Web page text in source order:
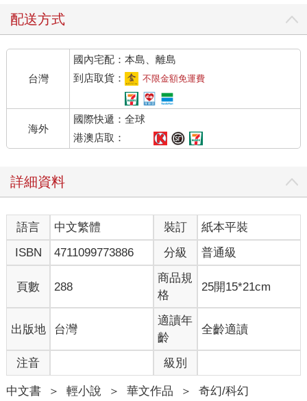
仔細回想起來，應該是在升上國中的時候吧。
吃喝玩樂，所以完全沒有注意到周遭的異常。上了國中，接觸到
的東西變多，視野變得更加開闊之後，他才察覺到那些別人視為
理所當然的事情，自己竟會產生「不該是這樣」的念頭。
今天午休對江孝維提出的問題，其實前半部分他以前就問過別人
了。當然，得到的也是「這有什麼奇怪的？」、「很正常
啊！」、「沒有問題。」之類的答案。
到這裡為止，事態尚在可以理解的範圍。
人類這種生物，一進入青春期就容易產生奇怪的妄想，例如覺得
最好滅亡什麼的，申尚平也一度認為自己是受生長激素與荷爾蒙
的影響，才會冒出奇怪的想法，只要過段時間就會好轉。
然而，事情沒有那麼簡單。
那種認知就像詛咒，無時無刻會突然冒出來。
每次看到報紙或電視上的政治或時事新聞，某某貴族又幹出什麼
事的消息時，他腦中就會冒出「不是這樣」的念頭。
每次走在路上，看見行人頂著五顏六色，但又不是刻意染色的頭
髮時，他腦中就會冒出「這不合理」的想法。
在求生本能的刺激下，人類有著能夠迅速適應環境的能力。假裝
看不到，假裝聽不見，關閉感官，停止思考，隨波逐流，與世浮
沉，如此就能融入群體。
但，申尚平做不到。
不是因為信念、正義感或精神潔癖，就只是單純做不到。
申尚平發現自己對世界的認知出現了偏差，而且他完全無法遺
配送方式
台灣
國內宅配：本島、離島
到店取貨：
不限金額免運費
海外
國際快遞：全球
港澳店取：
詳細資料
語言 中文繁體 裝訂
紙本平裝
ISBN
4711099773886 分級 普通級
頁數 288
商品規
格
25開15*21cm
出版地 台灣
適讀年
齡
全齡適讀
注音 級別
中文書 ＞ 輕小說 ＞ 華文作品 ＞ 奇幻/科幻